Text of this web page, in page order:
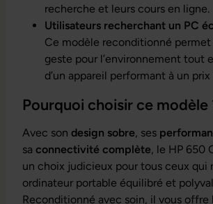
recherche et leurs cours en ligne.
Utilisateurs recherchant un PC
Ce modèle reconditionné permet
geste pour l’environnement tout
d’un appareil performant à un
Pourquoi choisir ce modèle
Avec son design sobre, ses
sa connectivité complète, le HP 650
un choix judicieux pour tous ceux qui
ordinateur portable équilibré et
Reconditionné avec soin, il vous offre